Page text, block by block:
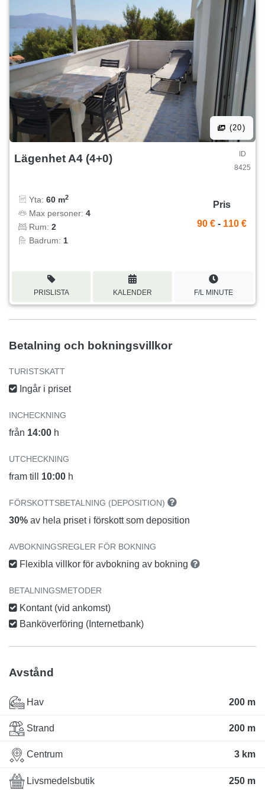
(20)
Lägenhet A4 (4+0)
ID
8425
Yta: 60 m2
Max personer: 4
Rum: 2
Badrum: 1
Pris
90 € - 110 €
PRISLISTA KALENDER F/L MINUTE
Betalning och bokningsvillkor
TURISTSKATT
Ingår i priset
INCHECKNING
från 14:00 h
UTCHECKNING
fram till 10:00 h
FÖRSKOTTSBETALNING (DEPOSITION)
30% av hela priset i förskott som deposition
AVBOKNINGSREGLER FÖR BOKNING
Flexibla villkor för avbokning av bokning
BETALNINGSMETODER
Kontant (vid ankomst)
Banköverföring (Internetbank)
Avstånd
Hav 200 m
Strand 200 m
Centrum 3 km
Livsmedelsbutik 250 m